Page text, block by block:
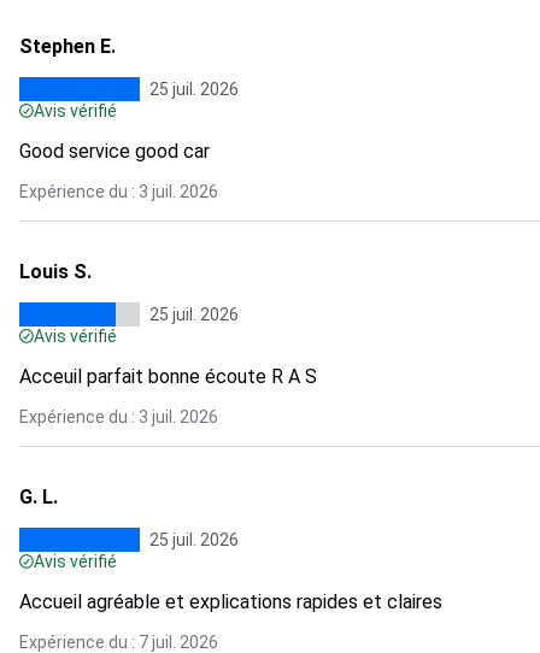
Stephen E.
25 juil. 2026
Avis vérifié
Good service good car
Expérience du : 3 juil. 2026
Louis S.
25 juil. 2026
Avis vérifié
Acceuil parfait bonne écoute R A S
Expérience du : 3 juil. 2026
G. L.
25 juil. 2026
Avis vérifié
Accueil agréable et explications rapides et claires
Expérience du : 7 juil. 2026